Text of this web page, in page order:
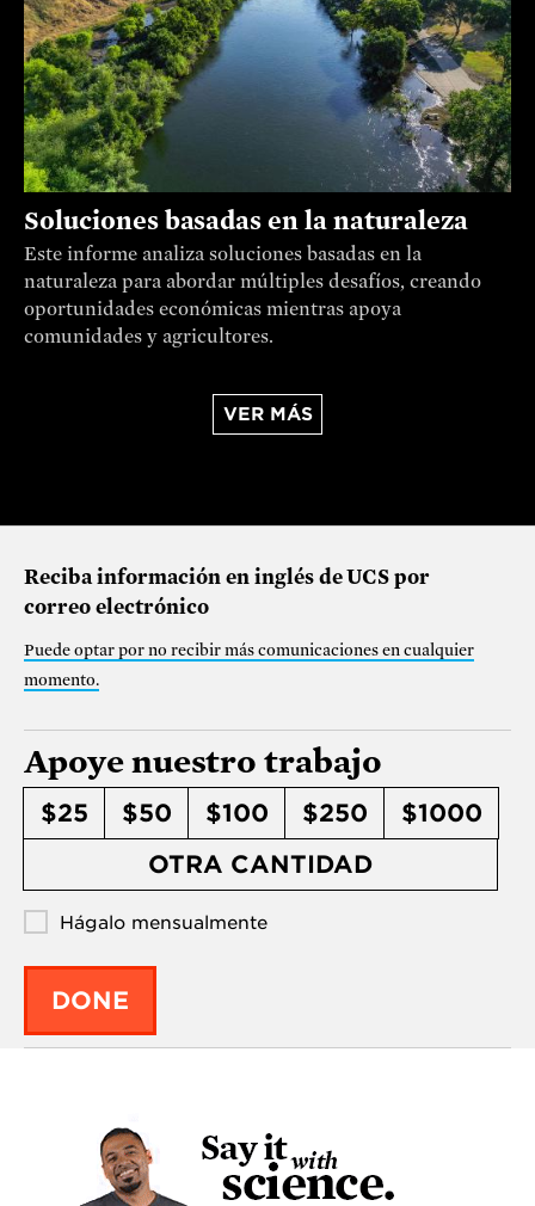
Soluciones basadas en la naturaleza
Este informe analiza soluciones basadas en la
naturaleza para abordar múltiples desafíos, creando
oportunidades económicas mientras apoya
comunidades y agricultores.
VER MÁS
Reciba información en inglés de UCS por
correo electrónico
Puede optar por no recibir más comunicaciones en cualquier
momento.
Apoye nuestro trabajo
$25 $50 $100 $250
$1000
OTRA CANTIDAD
Hágalo mensualmente
DONE